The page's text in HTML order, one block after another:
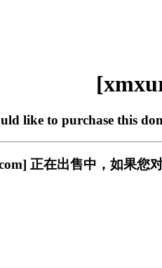
like to purchase this
正在出售中，如果您